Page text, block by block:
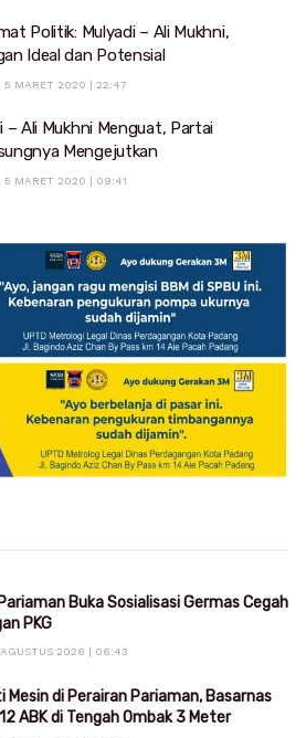
Politik: Mulyadi – Ali Mukhni,
Ideal dan Potensial
5 MARET 2020 | 22:47
– Ali Mukhni Menguat, Partai
Mengejutkan
5 MARET 2020 | 09:41
Buka Sosialisasi Germas Cegah
PKG
2026 | 06:43
Mesin di Perairan Pariaman, Basarnas
ABK di Tengah Ombak 3 Meter